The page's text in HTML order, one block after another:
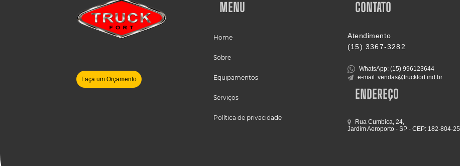
Faça um Orçamento
MENU
Home
Sobre
Equipamentos
Serviços
Política de privacidade
CONTATO
Atendimento
(15) 3367-3282
WhatsApp: (15) 996123644
e-mail: vendas@truckfort.ind.br
ENDEREÇO
Rua Cumbica, 24,
Jardim Aeroporto - SP - CEP: 182-804-25